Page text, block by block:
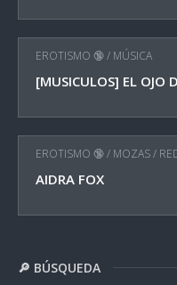
EROTISMO 🔞/ MÚSICA
[MUSICULOS] EL OJO
EROTISMO 🔞/ MOZAS/
AIDRA FOX
🔎 BÚSQUEDA